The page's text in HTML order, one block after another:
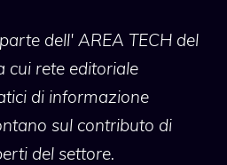
dell' AREA TECH del
cui rete editoriale
di informazione
sul contributo di
del settore.